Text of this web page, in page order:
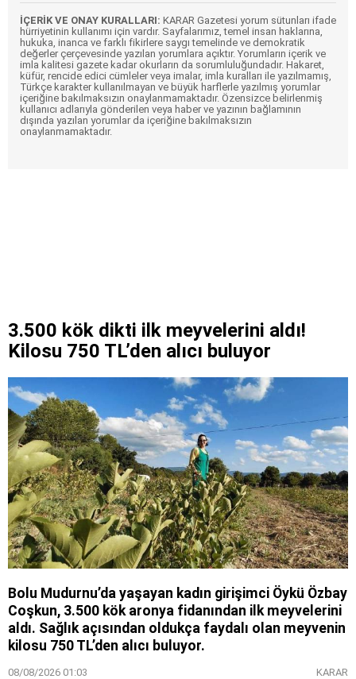
İÇERİK VE ONAY KURALLARI: KARAR Gazetesi yorum sütunları ifade
hürriyetinin kullanımı için vardır. Sayfalarımız, temel insan haklarına,
hukuka, inanca ve farklı fikirlere saygı temelinde ve demokratik
değerler çerçevesinde yazılan yorumlara açıktır. Yorumların içerik ve
imla kalitesi gazete kadar okurların da sorumluluğundadır. Hakaret,
küfür, rencide edici cümleler veya imalar, imla kuralları ile yazılmamış,
Türkçe karakter kullanılmayan ve büyük harflerle yazılmış yorumlar
içeriğine bakılmaksızın onaylanmamaktadır. Özensizce belirlenmiş
kullanıcı adlarıyla gönderilen veya haber ve yazının bağlamının
dışında yazılan yorumlar da içeriğine bakılmaksızın
onaylanmamaktadır.
3.500 kök dikti ilk meyvelerini aldı!
Kilosu 750 TL’den alıcı buluyor
Bolu Mudurnu’da yaşayan kadın girişimci Öykü Özbay
Coşkun, 3.500 kök aronya fidanından ilk meyvelerini
aldı. Sağlık açısından oldukça faydalı olan meyvenin
kilosu 750 TL’den alıcı buluyor.
08/08/2026 01:03 KARAR